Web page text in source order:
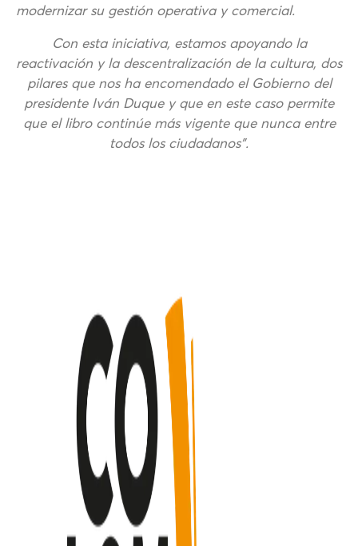
modernizar su gestión operativa y comercial.
Con esta iniciativa, estamos apoyando la
reactivación y la descentralización de la cultura, dos
pilares que nos ha encomendado el Gobierno del
presidente Iván Duque y que en este caso permite
que el libro continúe más vigente que nunca entre
todos los ciudadanos”.